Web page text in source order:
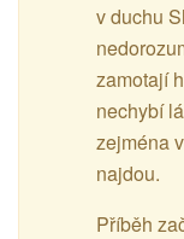
v duchu
zamotají
nechybí
zejména
najdou.
Příběh